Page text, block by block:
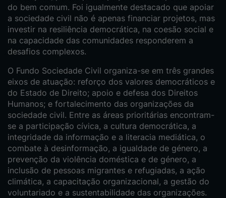
do bem comum. Foi igualmente destacado que apoiar
a sociedade civil não é apenas financiar projetos, mas
investir na resiliência democrática, na coesão social e
na capacidade das comunidades responderem a
desafios complexos.
O Fundo Sociedade Civil organiza-se em três grandes
eixos de atuação: reforço dos valores democráticos e
do Estado de Direito; apoio e defesa dos Direitos
Humanos; e fortalecimento das organizações da
sociedade civil. Entre as áreas prioritárias encontram-
se a participação cívica, a cultura democrática, a
integridade da informação e a literacia mediática, o
combate à desinformação, a igualdade de género, a
prevenção da violência doméstica e de género, a
inclusão de pessoas migrantes e refugiadas, a ação
climática, a capacitação organizacional, a gestão do
voluntariado e a sustentabilidade das organizações.